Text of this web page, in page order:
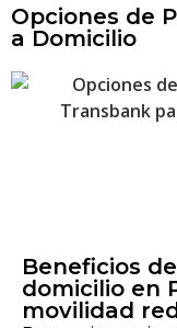
Opciones de
a Domicilio
Beneficios
domicilio en
movilidad